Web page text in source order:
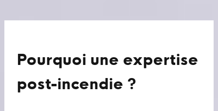
Pourquoi une expertise
post-incendie ?